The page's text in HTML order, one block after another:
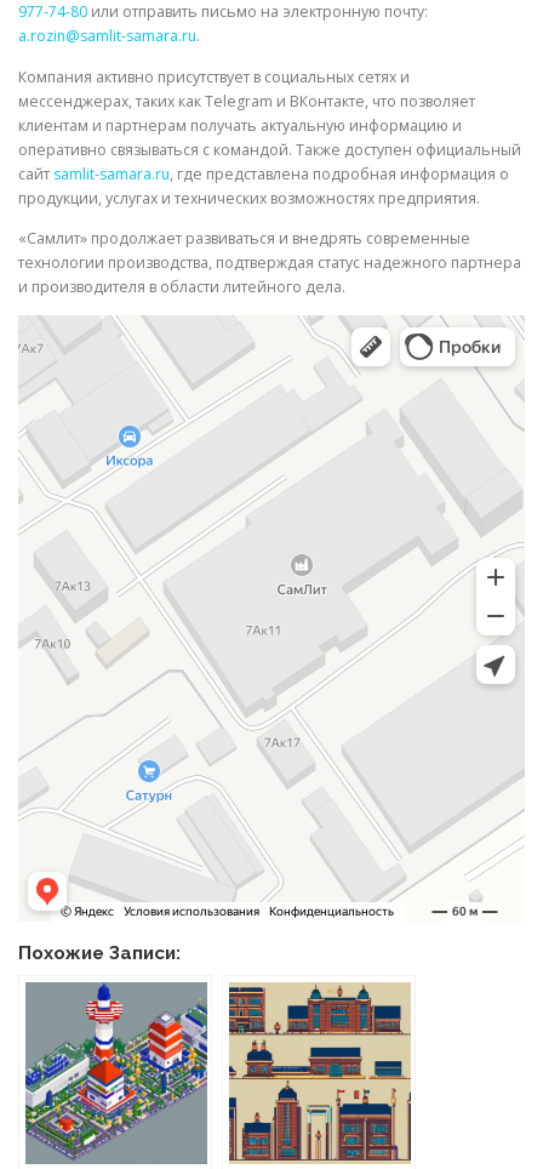
977-74-80 или отправить письмо на электронную почту:
a.rozin@samlit-samara.ru.
Компания активно присутствует в социальных сетях и
мессенджерах, таких как Telegram и ВКонтакте, что позволяет
клиентам и партнерам получать актуальную информацию и
оперативно связываться с командой. Также доступен официальный
сайт samlit-samara.ru, где представлена подробная информация о
продукции, услугах и технических возможностях предприятия.
«Самлит» продолжает развиваться и внедрять современные
технологии производства, подтверждая статус надежного партнера
и производителя в области литейного дела.
Похожие Записи: